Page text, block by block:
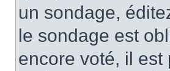
un sondage,
le sondage est
encore voté, il est